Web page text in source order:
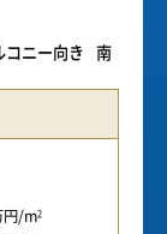
コニー向き 南
円/m2